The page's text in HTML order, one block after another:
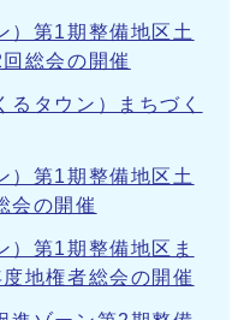
）第1期整備地区土
総会の開催
るタウン）まちづく
）第1期整備地区土
会の開催
）第1期整備地区ま
地権者総会の開催